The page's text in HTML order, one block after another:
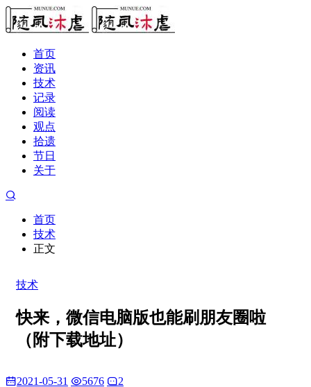
首页
资讯
技术
记录
阅读
观点
拾遗
节日
关于
首页
技术
正文
技术
快来，微信电脑版也能刷朋友圈啦
（附下载地址）
2021-05-31 5676
2